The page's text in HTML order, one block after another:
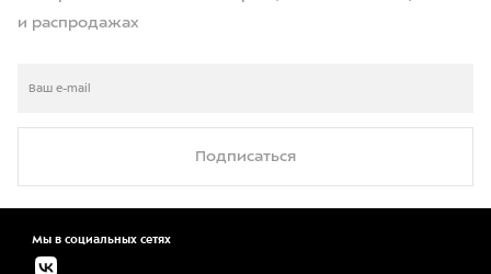
и распродажах
Подписаться
Мы в социальных сетях